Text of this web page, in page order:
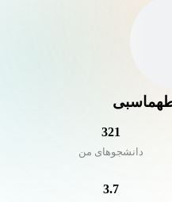
321
دانشجو‌های من
3.7